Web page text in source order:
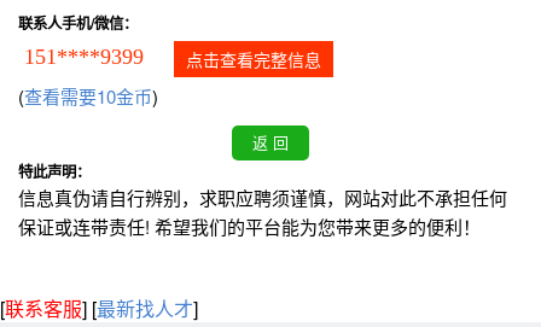
联系人手机/微信：
151****9399 点击查看完整信息
(查看需要10金币)
特此声明：
信息真伪请自行辨别，求职应聘须谨慎，网站对此不承担任何
保证或连带责任! 希望我们的平台能为您带来更多的便利！
[联系客服] [最新找人才]